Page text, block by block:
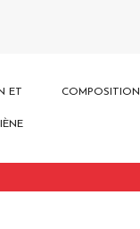
ET COMPOSITION